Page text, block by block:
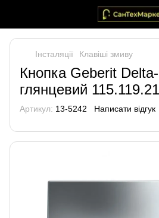
Інсталяції Клавіші змиву
Кнопка Geberit
глянцевий
Артикул: 13-5242 Написати відгук